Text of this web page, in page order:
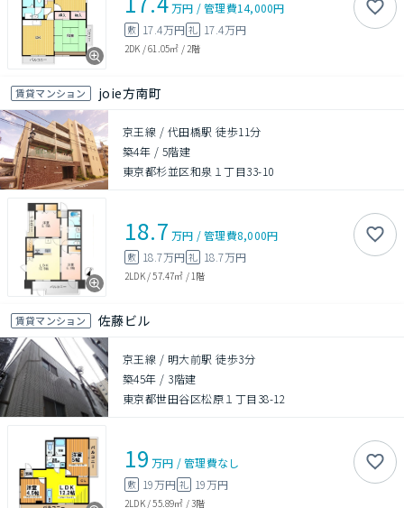
万円 /管理費14,000円
敷 17.4万円 礼 17.4万円
2DK /61.05㎡ / 2階
賃貸マンション joie方南町
京王線 / 代田橋駅 徒歩11分
築4年 / 5階建
東京都杉並区和泉１丁目33-10
18.7 万円 /管理費8,000円
敷 18.7万円 礼 18.7万円
2LDK/57.47㎡ / 1階
賃貸マンション 佐藤ビル
京王線 / 明大前駅 徒歩3分
築45年 / 3階建
東京都世田谷区松原１丁目38-12
19 万円 /管理費なし
敷 19万円 礼 19万円
2LDK/55.89㎡ /3階